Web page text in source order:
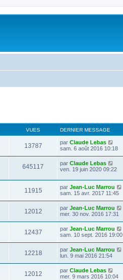
VUES DERNIER MESSAGE
13787 par Claude Lebas
sam. 6 août 2016 10:18
645117 par Claude Lebas
ven. 19 juin 2020 09:22
11915 par Jean-Luc Marrou
sam. 15 avr. 2017 11:45
12012 par Jean-Luc Marrou
mer. 30 nov. 2016 17:31
12437 par Jean-Luc Marrou
sam. 10 sept. 2016 19:00
12218 par Jean-Luc Marrou
lun. 9 mai 2016 21:54
12012 par Claude Lebas
mer. 9 mars 2016 10:04